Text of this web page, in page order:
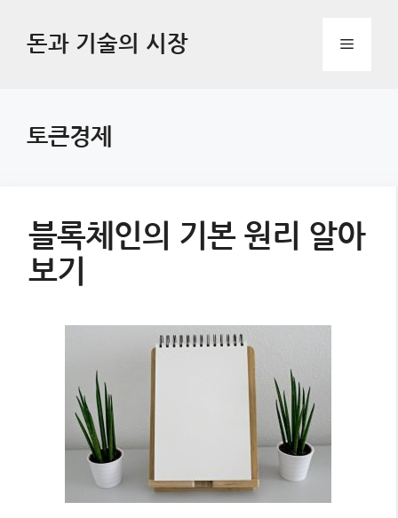
돈과 기술의 시장 Menu
토큰경제
블록체인의 기본 원리 알아
보기